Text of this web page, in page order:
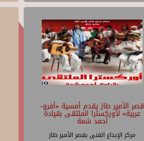
قصر الأمير طاز يقدم أمسية «أفرو-
عربية» لأوركسترا الملتقى بقيادة
أحمد شمة
مركز الإبداع الفنى بقصر الأمير طاز